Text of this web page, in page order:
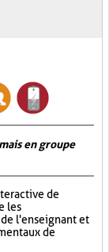
en groupe
de
les
de l'enseignant et
de